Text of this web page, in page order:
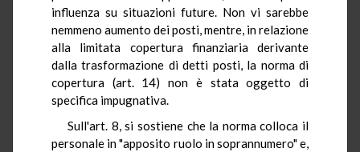
influenza su situazioni future. Non vi sarebbe
nemmeno aumento dei posti, mentre, in relazione
alla limitata copertura finanziaria derivante
dalla trasformazione di detti posti, la norma di
copertura (art. 14) non è stata oggetto di
specifica impugnativa.
Sull'art. 8, si sostiene che la norma colloca il
personale in "apposito ruolo in soprannumero" e,